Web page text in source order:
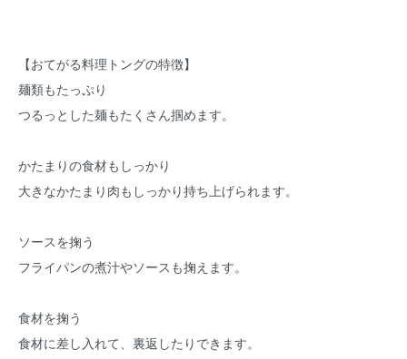
【おてがる料理トングの特徴】
麺類もたっぷり
つるっとした麺もたくさん掴めます。
かたまりの食材もしっかり
大きなかたまり肉もしっかり持ち上げられます。
ソースを掬う
フライパンの煮汁やソースも掬えます。
食材を掬う
食材に差し入れて、裏返したりできます。